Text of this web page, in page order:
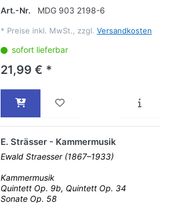
Art.-Nr.
MDG 903 2198-6
* Preise inkl. MwSt., zzgl. Versandkosten
sofort lieferbar
21,99 € *
E. Strässer - Kammermusik
Ewald Straesser (1867–1933)
Kammermusik
Quintett Op. 9b, Quintett Op. 34
Sonate Op. 58